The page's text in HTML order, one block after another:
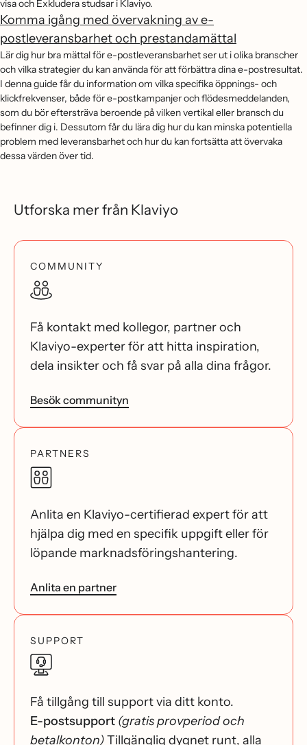
visa och Exkludera studsar i Klaviyo.
Komma igång med övervakning av e-
postleveransbarhet och prestandamättal
Lär dig hur bra mättal för e-postleveransbarhet ser ut i olika branscher
och vilka strategier du kan använda för att förbättra dina e-postresultat.
I denna guide får du information om vilka specifika öppnings- och
klickfrekvenser, både för e-postkampanjer och flödesmeddelanden,
som du bör eftersträva beroende på vilken vertikal eller bransch du
befinner dig i. Dessutom får du lära dig hur du kan minska potentiella
problem med leveransbarhet och hur du kan fortsätta att övervaka
dessa värden över tid.
Utforska mer från Klaviyo
COMMUNITY
Få kontakt med kollegor, partner och
Klaviyo-experter för att hitta inspiration,
dela insikter och få svar på alla dina frågor.
Besök communityn
PARTNERS
Anlita en Klaviyo-certifierad expert för att
hjälpa dig med en specifik uppgift eller för
löpande marknadsföringshantering.
Anlita en partner
SUPPORT
Få tillgång till support via ditt konto.
E-postsupport (gratis provperiod och
betalkonton)Tillgänglig dygnet runt, alla